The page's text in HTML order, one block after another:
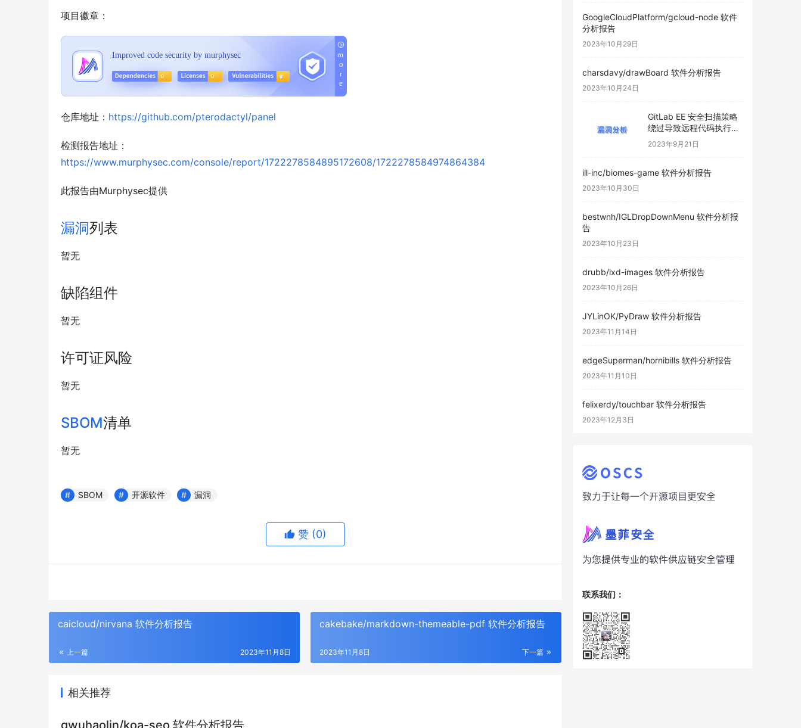
项目徽章：
仓库地址： https://github.com/pterodactyl/panel
检测报告地址：
https://www.murphysec.com/console/report/1722278584895172608/1722278584974864384
此报告由Murphysec提供
漏洞列表
暂无
缺陷组件
暂无
许可证风险
暂无
SBOM清单
暂无
SBOM 开源软件 漏洞
赞 (0)
caicloud/nirvana 软件分析报告
上一篇 2023年11月8日
cakebake/markdown-themeable-pdf 软件分析报告
下一篇
2023年11月8日
相关推荐
GoogleCloudPlatform/gcloud-node 软件
分析报告
2023年10月29日
charsdavy/drawBoard 软件分析报告
2023年10月24日
GitLab EE 安全扫描策略
绕过导致远程代码执行
(CVE-2023-5009)
2023年9月21日
ill-inc/biomes-game 软件分析报告
2023年10月30日
bestwnh/IGLDropDownMenu 软件分析报
告
2023年10月23日
drubb/lxd-images 软件分析报告
2023年10月26日
JYLinOK/PyDraw 软件分析报告
2023年11月14日
edgeSuperman/hornibills 软件分析报告
2023年11月10日
felixerdy/touchbar 软件分析报告
2023年12月3日
联系我们：